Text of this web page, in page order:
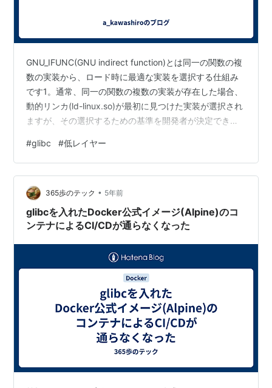
GNU_IFUNC(GNU indirect function)とは同一の関数の複
数の実装から、ロード時に最適な実装を選択する仕組み
です1。通常、同一の関数の複数の実装が存在した場合、
動的リンカ(ld-linux.so)が最初に見つけた実装が選択され
ますが、その選択するための基準を開発者が決定できる
使った簡単な例を以下に示します。resolve_foo で foo の
実装が選択されていることがわかります。 > cat foo.c
#include <stdio.h> extern void foo(); void foo_default…
#glibc #低レイヤー
365歩のテック • 5年前
glibcを入れたDocker公式イメージ(Alpine)のコ
ンテナによるCI/CDが通らなくなった